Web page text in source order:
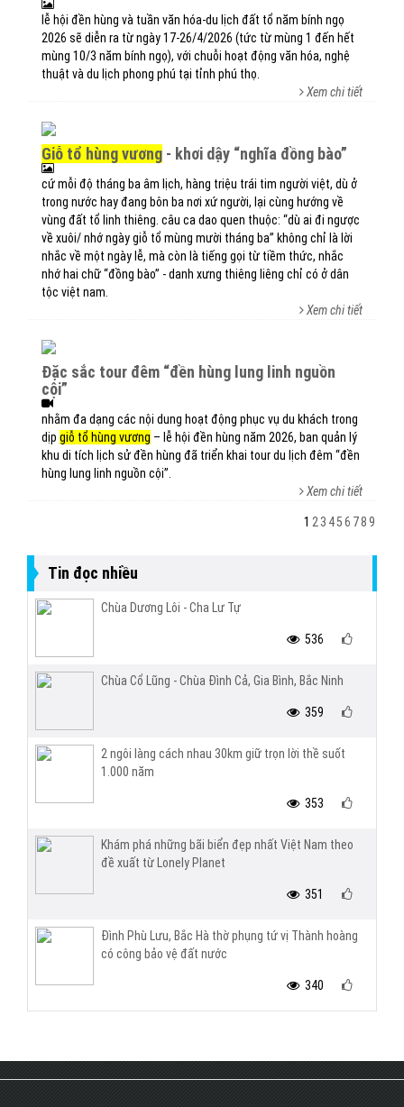
lễ hội đền hùng và tuần văn hóa-du lịch đất tổ năm bính ngọ
2026 sẽ diễn ra từ ngày 17-26/4/2026 (tức từ mùng 1 đến hết
mùng 10/3 năm bính ngọ), với chuỗi hoạt động văn hóa, nghệ
thuật và du lịch phong phú tại tỉnh phú thọ.
Xem chi tiết
giỗ tổ hùng vương - khơi dậy “nghĩa đồng bào”
cứ mỗi độ tháng ba âm lịch, hàng triệu trái tim người việt, dù ở
trong nước hay đang bôn ba nơi xứ người, lại cùng hướng về
vùng đất tổ linh thiêng. câu ca dao quen thuộc: “dù ai đi ngược
về xuôi/ nhớ ngày giỗ tổ mùng mười tháng ba” không chỉ là lời
nhắc về một ngày lễ, mà còn là tiếng gọi từ tiềm thức, nhắc
nhớ hai chữ “đồng bào” - danh xưng thiêng liêng chỉ có ở dân
tộc việt nam.
Xem chi tiết
đặc sắc tour đêm “đền hùng lung linh nguồn
cội”
nhằm đa dạng các nội dung hoạt động phục vụ du khách trong
dịp giỗ tổ hùng vương – lễ hội đền hùng năm 2026, ban quản lý
khu di tích lịch sử đền hùng đã triển khai tour du lịch đêm “đền
hùng lung linh nguồn cội”.
Xem chi tiết
1 2 3 456 789
Tin đọc nhiều
Chùa Dương Lôi - Cha Lư Tự
536
Chùa Cổ Lũng - Chùa Đình Cả, Gia Bình, Bắc Ninh
359
2 ngôi làng cách nhau 30km giữ trọn lời thề suốt
1.000 năm
353
Khám phá những bãi biển đẹp nhất Việt Nam theo
đề xuất từ Lonely Planet
351
Đình Phù Lưu, Bắc Hà thờ phụng tứ vị Thành hoàng
có công bảo vệ đất nước
340